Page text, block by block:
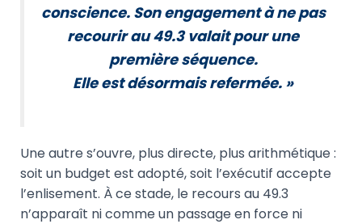
conscience. Son engagement à ne pas
recourir au 49.3 valait pour une
première séquence.
Elle est désormais refermée. »
Une autre s’ouvre, plus directe, plus arithmétique :
soit un budget est adopté, soit l’exécutif accepte
l’enlisement. À ce stade, le recours au 49.3
n’apparaît ni comme un passage en force ni